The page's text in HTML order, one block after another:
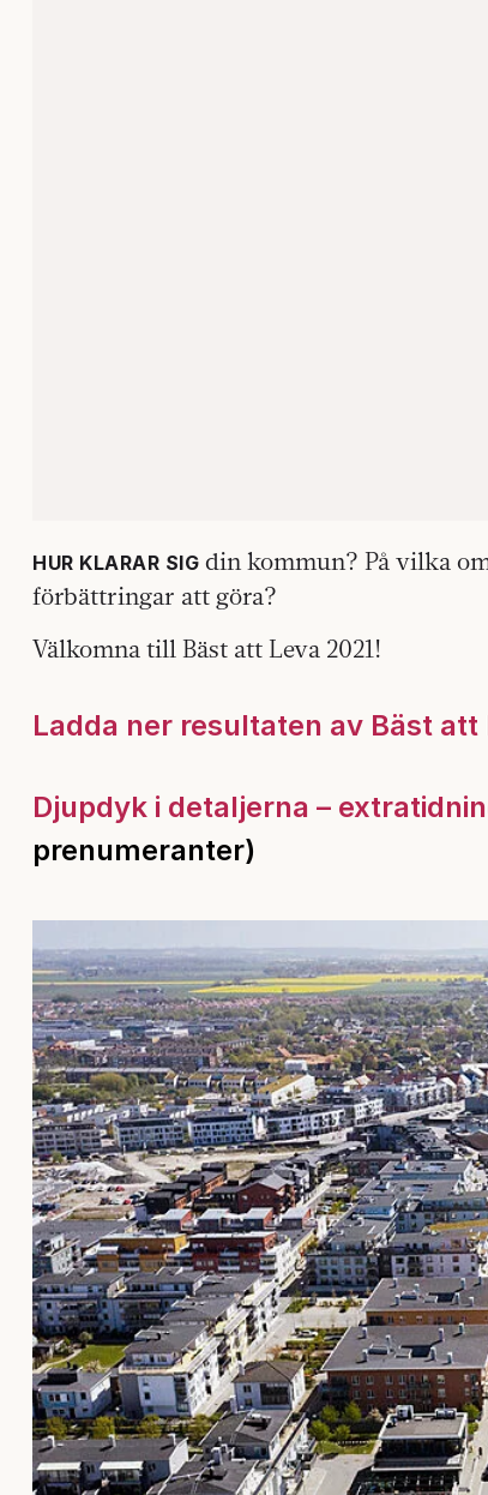
HUR KLARAR SIG din kommun? På vilka
förbättringar att göra?
Välkomna till Bäst att Leva 2021!
Ladda ner resultaten av Bäst att
Djupdyk i detaljerna –
prenumeranter)